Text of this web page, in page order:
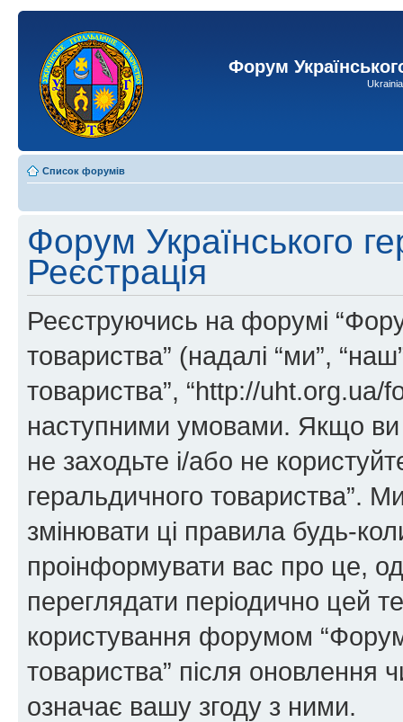
Форум
Список форумів
Форум Українського
Реєстрація
Реєструючись на форумі
товариства” (надалі “ми”,
товариства”, “http://uht.org.ua/
наступними умовами. Якщо ви
не заходьте і/або не
геральдичного товариства”.
змінювати ці правила будь-
проінформувати вас про це,
переглядати періодично цей
користування форумом
товариства” після оновлення
означає вашу згоду з ними.